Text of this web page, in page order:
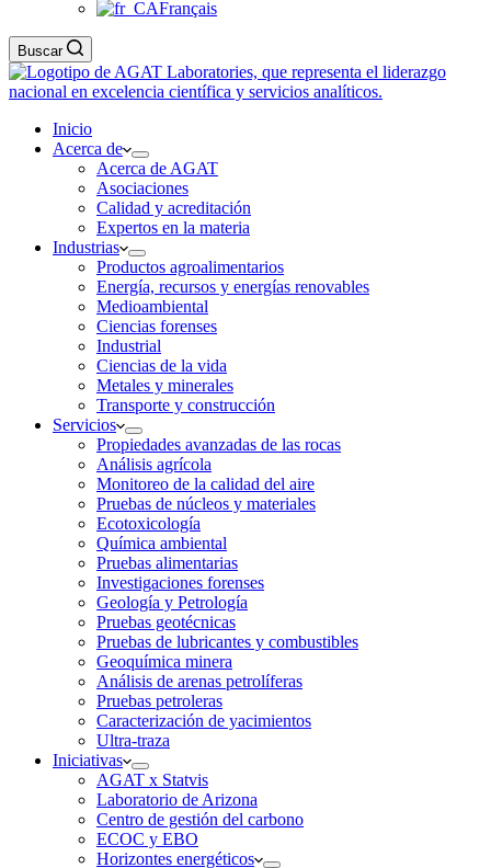
Français
Buscar
Inicio
Acerca de
Acerca de AGAT
Asociaciones
Calidad y acreditación
Expertos en la materia
Industrias
Productos agroalimentarios
Energía, recursos y energías renovables
Medioambiental
Ciencias forenses
Industrial
Ciencias de la vida
Metales y minerales
Transporte y construcción
Servicios
Propiedades avanzadas de las rocas
Análisis agrícola
Monitoreo de la calidad del aire
Pruebas de núcleos y materiales
Ecotoxicología
Química ambiental
Pruebas alimentarias
Investigaciones forenses
Geología y Petrología
Pruebas geotécnicas
Pruebas de lubricantes y combustibles
Geoquímica minera
Análisis de arenas petrolíferas
Pruebas petroleras
Caracterización de yacimientos
Ultra-traza
Iniciativas
AGAT x Statvis
Laboratorio de Arizona
Centro de gestión del carbono
ECOC y EBO
Horizontes energéticos